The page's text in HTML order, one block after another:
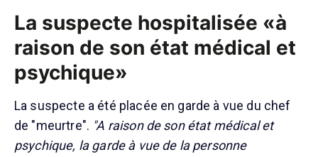
La suspecte hospitalisée «à
raison de son état médical et
psychique»
La suspecte a été placée en garde à vue du chef
de "meurtre". "A raison de son état médical et
psychique, la garde à vue de la personne